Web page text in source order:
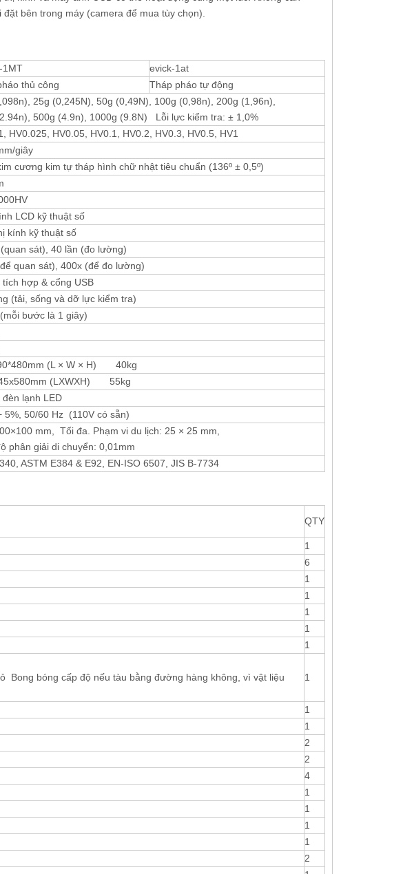
bên trong máy (camera để mua tùy chọn).
1MT
evick-1at
thủ công Tháp pháo tự động
25g (0,245N), 50g (0,49N), 100g (0,98n), 200g (1,96n),
500g (4.9n), 1000g (9.8N) Lỗi lực kiểm tra: ± 1,0%
HV0.025, HV0.05, HV0.1, HV0.2, HV0.3, HV0.5, HV1
giây
cương kim tự tháp hình chữ nhật tiêu chuẩn (136º ± 0,5º)
LCD kỹ thuật số
kính kỹ thuật số
sát), 40 lần (đo lường)
quan sát), 400x (để đo lường)
tích hợp & cổng USB
(tải, sống và dỡ lực kiểm tra)
bước là 1 giây)
(L × W × H) 40kg
(LXWXH) 55kg
đèn lạnh LED
5%, 50/60 Hz (110V có sẵn)
mm, Tối đa. Phạm vi du lịch: 25 × 25 mm,
phân giải di chuyển: 0,01mm
ASTM E384 & E92, EN-ISO 6507, JIS B-7734
QTY
1
6
1
1
1
1
1
Bong bóng cấp độ nếu tàu bằng đường hàng không, vì vật liệu
1
1
1
2
2
4
1
1
1
1
2